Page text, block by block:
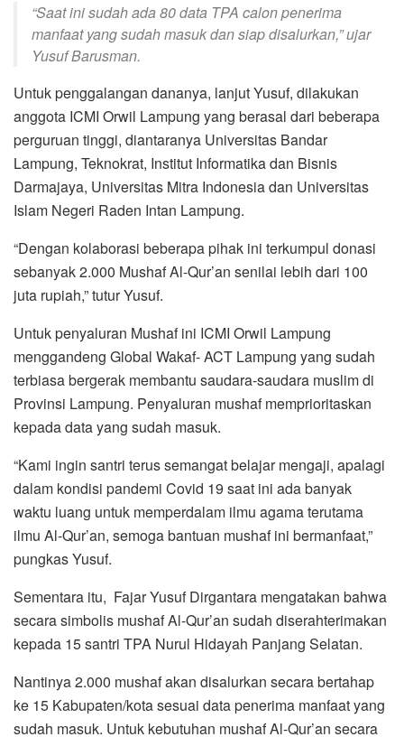
“Saat ini sudah ada 80 data TPA calon penerima
manfaat yang sudah masuk dan siap disalurkan,” ujar
Yusuf Barusman.
Untuk penggalangan dananya, lanjut Yusuf, dilakukan
anggota ICMI Orwil Lampung yang berasal dari beberapa
perguruan tinggi, diantaranya Universitas Bandar
Lampung, Teknokrat, Institut Informatika dan Bisnis
Darmajaya, Universitas Mitra Indonesia dan Universitas
Islam Negeri Raden Intan Lampung.
“Dengan kolaborasi beberapa pihak ini terkumpul donasi
sebanyak 2.000 Mushaf Al-Qur’an senilai lebih dari 100
juta rupiah,” tutur Yusuf.
Untuk penyaluran Mushaf ini ICMI Orwil Lampung
menggandeng Global Wakaf- ACT Lampung yang sudah
terbiasa bergerak membantu saudara-saudara muslim di
Provinsi Lampung. Penyaluran mushaf memprioritaskan
kepada data yang sudah masuk.
“Kami ingin santri terus semangat belajar mengaji, apalagi
dalam kondisi pandemi Covid 19 saat ini ada banyak
waktu luang untuk memperdalam ilmu agama terutama
ilmu Al-Qur’an, semoga bantuan mushaf ini bermanfaat,”
pungkas Yusuf.
Sementara itu, Fajar Yusuf Dirgantara mengatakan bahwa
secara simbolis mushaf Al-Qur’an sudah diserahterimakan
kepada 15 santri TPA Nurul Hidayah Panjang Selatan.
Nantinya 2.000 mushaf akan disalurkan secara bertahap
ke 15 Kabupaten/kota sesuai data penerima manfaat yang
sudah masuk. Untuk kebutuhan mushaf Al-Qur’an secara